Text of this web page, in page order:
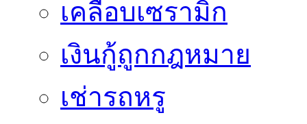
เคลือบเซรามิก
เงินกู้ถูกกฎหมาย
เช่ารถหรู